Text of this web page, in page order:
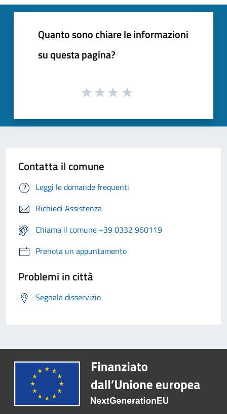
Quanto sono chiare le informazioni
su questa pagina?
Contatta il comune
Leggi le domande frequenti
Richiedi Assistenza
Chiama il comune +39 0332 960119
Prenota un appuntamento
Problemi in città
Segnala disservizio